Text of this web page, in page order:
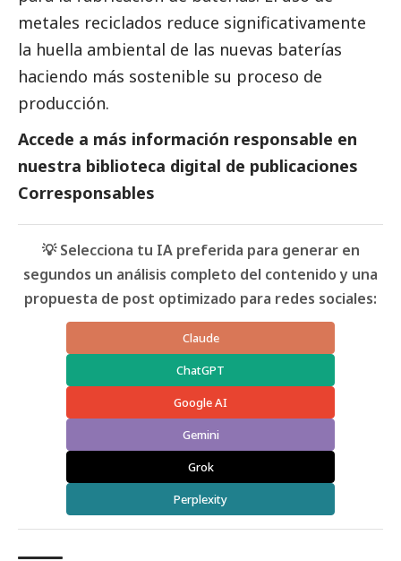
metales reciclados reduce significativamente
la huella ambiental de las nuevas baterías
haciendo más sostenible su proceso de
producción.
Accede a más información responsable en
nuestra biblioteca digital de publicaciones
Corresponsables
💡 Selecciona tu IA preferida para generar en
segundos un análisis completo del contenido y una
propuesta de post optimizado para redes sociales:
Claude
ChatGPT
Google AI
Gemini
Grok
Perplexity